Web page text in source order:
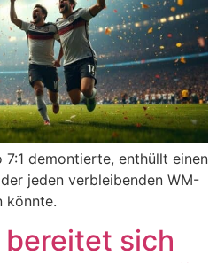
demontierte, enthüllt einen
jeden verbleibenden WM-
könnte.
sich